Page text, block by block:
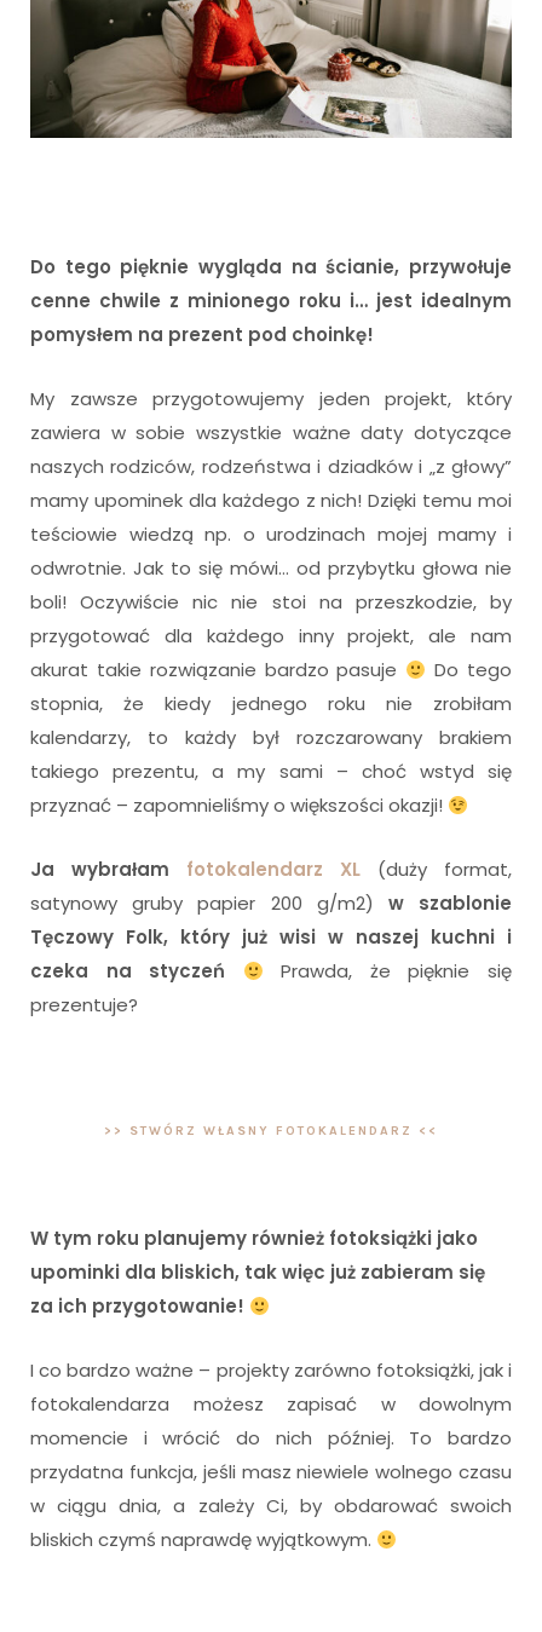
Do tego pięknie wygląda na ścianie, przywołuje
cenne chwile z minionego roku i… jest idealnym
pomysłem na prezent pod choinkę!
My zawsze przygotowujemy jeden projekt, który
zawiera w sobie wszystkie ważne daty dotyczące
naszych rodziców, rodzeństwa i dziadków i „z głowy”
mamy upominek dla każdego z nich! Dzięki temu moi
teściowie wiedzą np. o urodzinach mojej mamy i
odwrotnie. Jak to się mówi… od przybytku głowa nie
boli! Oczywiście nic nie stoi na przeszkodzie, by
przygotować dla każdego inny projekt, ale nam
akurat takie rozwiązanie bardzo pasuje
Do tego
stopnia, że kiedy jednego roku nie zrobiłam
kalendarzy, to każdy był rozczarowany brakiem
takiego prezentu, a my sami – choć wstyd się
przyznać – zapomnieliśmy o większości okazji!
Ja wybrałam fotokalendarz XL (duży format,
satynowy gruby papier 200 g/m2) w szablonie
Tęczowy Folk, który już wisi w naszej kuchni i
czeka na styczeń
Prawda, że pięknie się
prezentuje?
>> STWÓRZ WŁASNY FOTOKALENDARZ <<
W tym roku planujemy również fotoksiążki jako
upominki dla bliskich, tak więc już zabieram się
za ich przygotowanie!
I co bardzo ważne – projekty zarówno fotoksiążki, jak i
fotokalendarza możesz zapisać w dowolnym
momencie i wrócić do nich później. To bardzo
przydatna funkcja, jeśli masz niewiele wolnego czasu
w ciągu dnia, a zależy Ci, by obdarować swoich
bliskich czymś naprawdę wyjątkowym.